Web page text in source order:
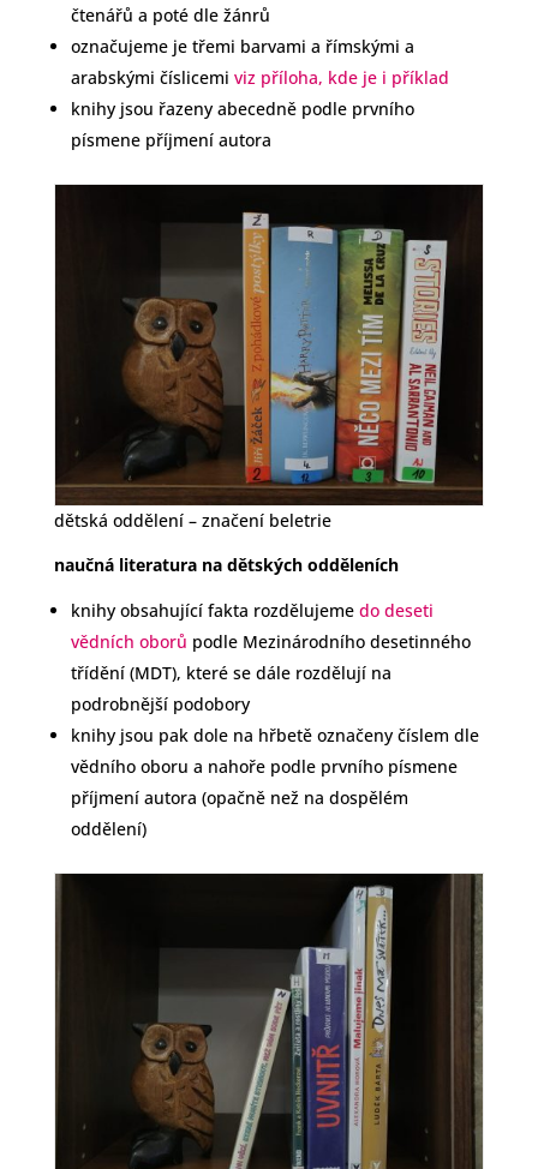
čtenářů a poté dle žánrů
označujeme je třemi barvami a římskými a
arabskými číslicemi viz příloha, kde je i příklad
knihy jsou řazeny abecedně podle prvního
písmene příjmení autora
dětská oddělení – značení beletrie
naučná literatura na dětských odděleních
knihy obsahující fakta rozdělujeme do deseti
vědních oborů podle Mezinárodního desetinného
třídění (MDT), které se dále rozdělují na
podrobnější podobory
knihy jsou pak dole na hřbetě označeny číslem dle
vědního oboru a nahoře podle prvního písmene
příjmení autora (opačně než na dospělém
oddělení)